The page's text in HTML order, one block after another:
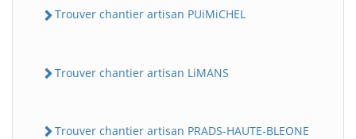
Trouver chantier artisan PUiMiCHEL
Trouver chantier artisan LiMANS
Trouver chantier artisan PRADS-HAUTE-BLEONE